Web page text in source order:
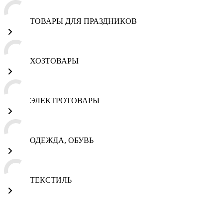
ТОВАРЫ ДЛЯ ПРАЗДНИКОВ
ХОЗТОВАРЫ
ЭЛЕКТРОТОВАРЫ
ОДЕЖДА, ОБУВЬ
ТЕКСТИЛЬ